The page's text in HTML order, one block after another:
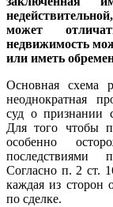
может
недвижимость
или иметь
Основная схема
неоднократная
суд о признании
Для того чтобы
особенно
последствиями
Согласно п. 2 ст.
каждая из сторон
по сделке.